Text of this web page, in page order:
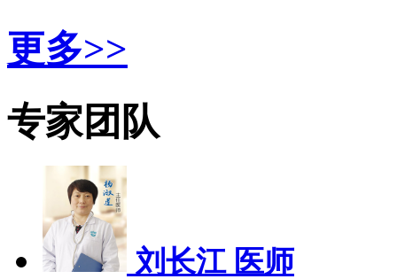
更多>>
专家团队
刘长江 医师